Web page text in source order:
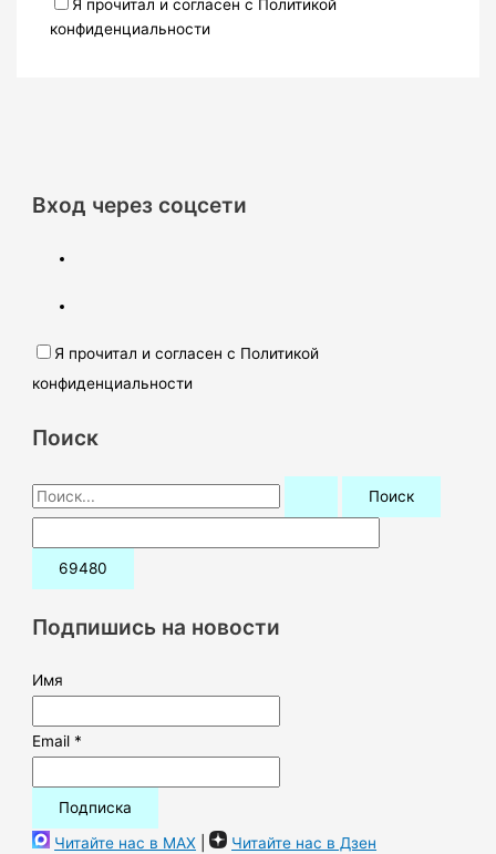
Я прочитал и согласен с Политикой
конфиденциальности
Вход через соцсети
Я прочитал и согласен с Политикой
конфиденциальности
Поиск
П
о
и
:Подпишись на новости
Имя
Email *
Читайте нас в MAX | Читайте нас в Дзен